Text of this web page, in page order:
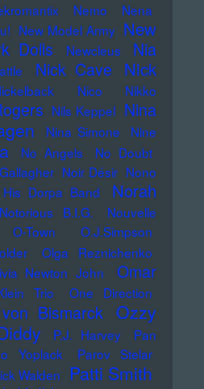
Nemo
Nena
New Model Army New
Dolls Newcleus
Nia
Nick Cave
Nick
Nico
Nikko
Nils Keppel Nina
Nina Simone
Nine
No Angels
No Doubt
Noir Désir Nono
Dorpa Band
Norah
Notorious B.I.G.
Nouvelle
O-Town O.J.Simpson
Olga Reznichenko
Newton John
Omar
Trio
One Direction
Bismarck Ozzy
P.J. Harvey
Pan
Yoplack
Parov Stelar
Walden Patti Smith